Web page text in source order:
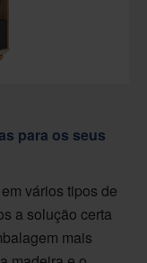
para os seus
vários tipos de
a solução certa
mais